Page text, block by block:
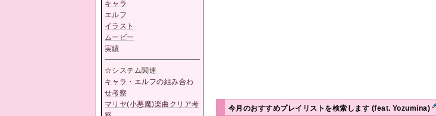
今月のおすすめプレイリストを検索します (feat. Yozumina)
キャラ
エルフ
イラスト
ムービー
実績
☆システム関連
キャラ・エルフの組み合わ
せ考察
マリヤ(小悪魔)楽曲クリア考